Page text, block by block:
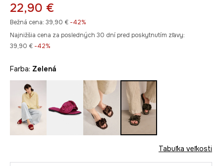
22,90 €
Bežná cena: 39,90 € -42%
Najnižšia cena za posledných 30 dní pred poskytnutím zľavy:
39,90 € -42%
Farba: zelená
Tabuľka veľkosti